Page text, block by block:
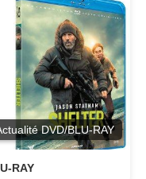
DVD/BLU-RAY
RAY